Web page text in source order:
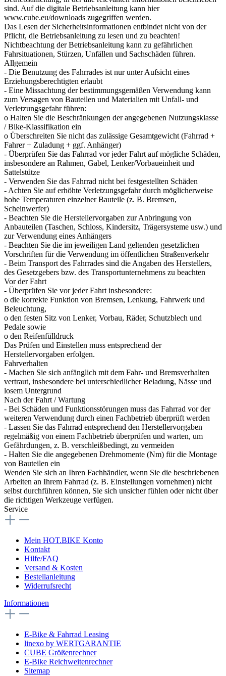
sind. Auf die digitale Betriebsanleitung kann hier
www.cube.eu/downloads zugegriffen werden.
Das Lesen der Sicherheitsinformationen entbindet nicht von der
Pflicht, die Betriebsanleitung zu lesen und zu beachten!
Nichtbeachtung der Betriebsanleitung kann zu gefährlichen
Fahrsituationen, Stürzen, Unfällen und Sachschäden führen.
Allgemein
- Die Benutzung des Fahrrades ist nur unter Aufsicht eines
Erziehungsberechtigten erlaubt
- Eine Missachtung der bestimmungsgemäßen Verwendung kann
zum Versagen von Bauteilen und Materialien mit Unfall- und
Verletzungsgefahr führen:
o Halten Sie die Beschränkungen der angegebenen Nutzungsklasse
/ Bike-Klassifikation ein
o Überschreiten Sie nicht das zulässige Gesamtgewicht (Fahrrad +
Fahrer + Zuladung + ggf. Anhänger)
- Überprüfen Sie das Fahrrad vor jeder Fahrt auf mögliche Schäden,
insbesondere an Rahmen, Gabel, Lenker/Vorbaueinheit und
Sattelstütze
- Verwenden Sie das Fahrrad nicht bei festgestellten Schäden
- Achten Sie auf erhöhte Verletzungsgefahr durch möglicherweise
hohe Temperaturen einzelner Bauteile (z. B. Bremsen,
Scheinwerfer)
- Beachten Sie die Herstellervorgaben zur Anbringung von
Anbauteilen (Taschen, Schloss, Kindersitz, Trägersysteme usw.) und
zur Verwendung eines Anhängers
- Beachten Sie die im jeweiligen Land geltenden gesetzlichen
Vorschriften für die Verwendung im öffentlichen Straßenverkehr
- Beim Transport des Fahrrades sind die Angaben des Herstellers,
des Gesetzgebers bzw. des Transportunternehmens zu beachten
Vor der Fahrt
- Überprüfen Sie vor jeder Fahrt insbesondere:
o die korrekte Funktion von Bremsen, Lenkung, Fahrwerk und
Beleuchtung,
o den festen Sitz von Lenker, Vorbau, Räder, Schutzblech und
Pedale sowie
o den Reifenfülldruck
Das Prüfen und Einstellen muss entsprechend der
Herstellervorgaben erfolgen.
Fahrverhalten
- Machen Sie sich anfänglich mit dem Fahr- und Bremsverhalten
vertraut, insbesondere bei unterschiedlicher Beladung, Nässe und
losem Untergrund
Nach der Fahrt / Wartung
- Bei Schäden und Funktionsstörungen muss das Fahrrad vor der
weiteren Verwendung durch einen Fachbetrieb überprüft werden
- Lassen Sie das Fahrrad entsprechend den Herstellervorgaben
regelmäßig von einem Fachbetrieb überprüfen und warten, um
Gefährdungen, z. B. verschleißbedingt, zu vermeiden
- Halten Sie die angegebenen Drehmomente (Nm) für die Montage
von Bauteilen ein
Wenden Sie sich an Ihren Fachhändler, wenn Sie die beschriebenen
Arbeiten an Ihrem Fahrrad (z. B. Einstellungen vornehmen) nicht
selbst durchführen können, Sie sich unsicher fühlen oder nicht über
die richtigen Werkzeuge verfügen.
Service
Mein HOT.BIKE Konto
Kontakt
Hilfe/FAQ
Versand & Kosten
Bestellanleitung
Widerrufsrecht
Informationen
E-Bike & Fahrrad Leasing
linexo by WERTGARANTIE
CUBE Größenrechner
E-Bike Reichweitenrechner
Sitemap